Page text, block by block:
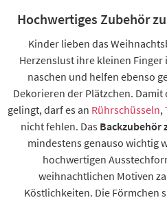
Hochwertiges Zubehör
Kinder lieben das
Herzenslust ihre kleinen Finger
naschen und helfen ebenso
Dekorieren der Plätzchen.
gelingt, darf es an Rührschüsseln,
nicht fehlen. Das Backzubehör
mindestens genauso wichtig
hochwertigen
weihnachtlichen Motiven
Köstlichkeiten. Die Förmchen